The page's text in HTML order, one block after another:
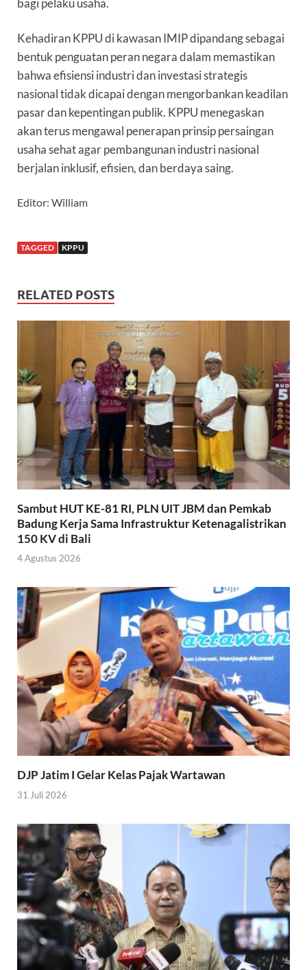
bagi pelaku usaha.
Kehadiran KPPU di kawasan IMIP dipandang sebagai
bentuk penguatan peran negara dalam memastikan
bahwa efisiensi industri dan investasi strategis
nasional tidak dicapai dengan mengorbankan keadilan
pasar dan kepentingan publik. KPPU menegaskan
akan terus mengawal penerapan prinsip persaingan
usaha sehat agar pembangunan industri nasional
berjalan inklusif, efisien, dan berdaya saing.
Editor: William
TAGGED KPPU
RELATED POSTS
Sambut HUT KE-81 RI, PLN UIT JBM dan Pemkab
Badung Kerja Sama Infrastruktur Ketenagalistrikan
150 KV di Bali
4 Agustus 2026
DJP Jatim I Gelar Kelas Pajak Wartawan
31 Juli 2026